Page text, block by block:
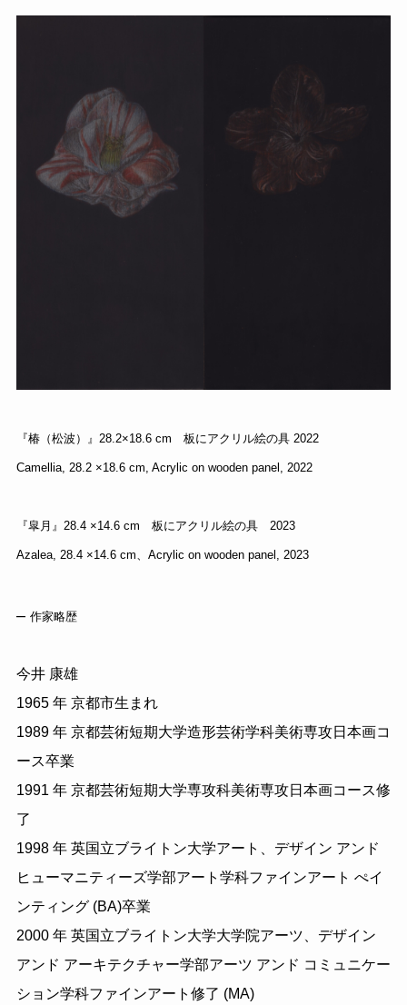
『椿（松波）』28.2×18.6 cm 板にアクリル絵の具 2022
Camellia, 28.2 ×18.6 cm, Acrylic on wooden panel, 2022
『皐月』28.4 ×14.6 cm 板にアクリル絵の具 2023
Azalea, 28.4 ×14.6 cm、Acrylic on wooden panel, 2023
– 作家略歴
今井 康雄
1965 年 京都市生まれ
1989 年 京都芸術短期大学造形芸術学科美術専攻日本画コ
ース卒業
1991 年 京都芸術短期大学専攻科美術専攻日本画コース修
了
1998 年 英国立ブライトン大学アート、デザイン アンド
ヒューマニティーズ学部アート学科ファインアート ぺイ
ンティング (BA)卒業
2000 年 英国立ブライトン大学大学院アーツ、デザイン
アンド アーキテクチャー学部アーツ アンド コミュニケー
ション学科ファインアート修了 (MA)